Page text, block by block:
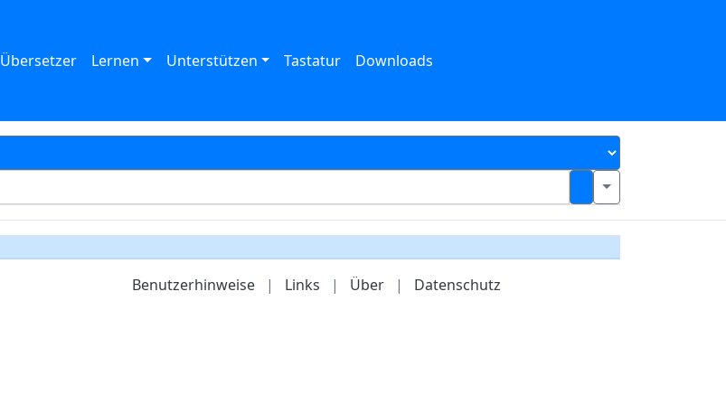
Übersetzer Lernen Unterstützen Tastatur Downloads
Benutzerhinweise | Links | Über | Datenschutz